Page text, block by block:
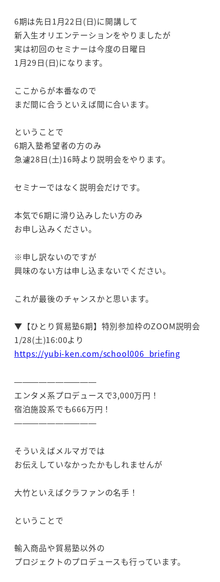
6期は先日1月22日(日)に開講して
新入生オリエンテーションをやりましたが
実は初回のセミナーは今度の日曜日
1月29日(日)になります。
ここからが本番なので
まだ間に合うといえば間に合います。
ということで
6期入塾希望者の方のみ
急遽28日(土)16時より説明会をやります。
セミナーではなく説明会だけです。
本気で6期に滑り込みしたい方のみ
お申し込みください。
※申し訳ないのですが
興味のない方は申し込まないでください。
これが最後のチャンスかと思います。
▼【ひとり貿易塾6期】特別参加枠のZOOM説明会
1/28(土)16:00より
https://yubi-ken.com/school006_briefing
——————————
エンタメ系プロデュースで3,000万円！
宿泊施設系でも666万円！
——————————
そういえばメルマガでは
お伝えしていなかったかもしれませんが
大竹といえばクラファンの名手！
ということで
輸入商品や貿易塾以外の
プロジェクトのプロデュースも行っています。